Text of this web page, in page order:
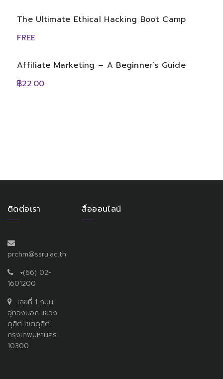
The Ultimate Ethical Hacking Boot Camp
FREE
Affiliate Marketing – A Beginner’s Guide
฿22.00
ติดต่อเรา
prchm@ssru.ac.th
+(66) 02-
1601200
เลขที่ 1 ถนน
อู่ทองนอก แขวง
ดุสิต เขตดุสิต
กรุงเทพมหานคร
10300
สื่อออนไลน์